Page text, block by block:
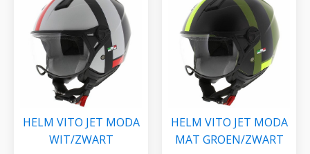
HELM VITO JET MODA
WIT/ZWART
HELM VITO JET MODA
MAT GROEN/ZWART